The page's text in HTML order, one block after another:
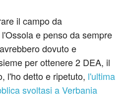
il campo da
e penso da sempre
dovuto e
per ottenere 2 DEA, il
l'ho detto e ripetuto, l'ultima
svoltasi a Verbania